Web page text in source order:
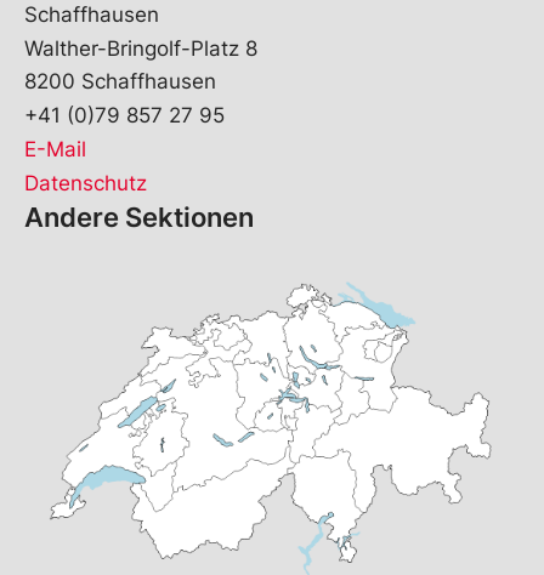
Schaffhausen
Walther-Bringolf-Platz 8
8200 Schaffhausen
+41 (0)79 857 27 95
E-Mail
Datenschutz
Andere Sektionen